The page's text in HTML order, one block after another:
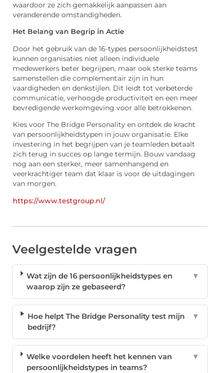
waardoor ze zich gemakkelijk aanpassen aan
veranderende omstandigheden.
Het Belang van Begrip in Actie
Door het gebruik van de 16-types persoonlijkheidstest
kunnen organisaties niet alleen individuele
medewerkers beter begrijpen, maar ook sterke teams
samenstellen die complementair zijn in hun
vaardigheden en denkstijlen. Dit leidt tot verbeterde
communicatie, verhoogde productiviteit en een meer
bevredigende werkomgeving voor alle betrokkenen.
Kies voor The Bridge Personality en ontdek de kracht
van persoonlijkheidstypen in jouw organisatie. Elke
investering in het begrijpen van je teamleden betaalt
zich terug in succes op lange termijn. Bouw vandaag
nog aan een sterker, meer samenhangend en
veerkrachtiger team dat klaar is voor de uitdagingen
van morgen.
https://www.testgroup.nl/
Veelgestelde vragen
Wat zijn de 16 persoonlijkheidstypes en
waarop zijn ze gebaseerd?
▼
Hoe helpt The Bridge Personality test mijn
bedrijf?
▼
Welke voordelen heeft het kennen van
persoonlijkheidstypes in teams?
▼